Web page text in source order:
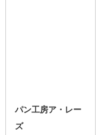
パン工房ア・レー
ズ